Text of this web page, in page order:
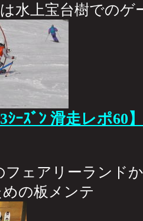
水上宝台樹でのゲ
ｼｰｽﾞﾝ 滑走レポ60】
フェアリーランド
めの板メンテ